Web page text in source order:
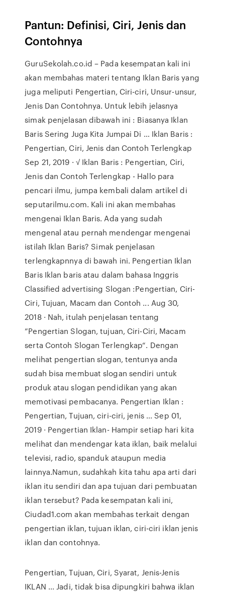
Pantun: Definisi, Ciri, Jenis dan
Contohnya
GuruSekolah.co.id – Pada kesempatan kali ini
akan membahas materi tentang Iklan Baris yang
juga meliputi Pengertian, Ciri-ciri, Unsur-unsur,
Jenis Dan Contohnya. Untuk lebih jelasnya
simak penjelasan dibawah ini : Biasanya Iklan
Baris Sering Juga Kita Jumpai Di … Iklan Baris :
Pengertian, Ciri, Jenis dan Contoh Terlengkap
Sep 21, 2019 · √ Iklan Baris : Pengertian, Ciri,
Jenis dan Contoh Terlengkap - Hallo para
pencari ilmu, jumpa kembali dalam artikel di
seputarilmu.com. Kali ini akan membahas
mengenai Iklan Baris. Ada yang sudah
mengenal atau pernah mendengar mengenai
istilah Iklan Baris? Simak penjelasan
terlengkapnnya di bawah ini. Pengertian Iklan
Baris Iklan baris atau dalam bahasa Inggris
Classified advertising Slogan :Pengertian, Ciri-
Ciri, Tujuan, Macam dan Contoh ... Aug 30,
2018 · Nah, itulah penjelasan tentang
”Pengertian Slogan, tujuan, Ciri-Ciri, Macam
serta Contoh Slogan Terlengkap“. Dengan
melihat pengertian slogan, tentunya anda
sudah bisa membuat slogan sendiri untuk
produk atau slogan pendidikan yang akan
memotivasi pembacanya. Pengertian Iklan :
Pengertian, Tujuan, ciri-ciri, jenis ... Sep 01,
2019 · Pengertian Iklan- Hampir setiap hari kita
melihat dan mendengar kata iklan, baik melalui
televisi, radio, spanduk ataupun media
lainnya.Namun, sudahkah kita tahu apa arti dari
iklan itu sendiri dan apa tujuan dari pembuatan
iklan tersebut? Pada kesempatan kali ini,
Ciudad1.com akan membahas terkait dengan
pengertian iklan, tujuan iklan, ciri-ciri iklan jenis
iklan dan contohnya.
Pengertian, Tujuan, Ciri, Syarat, Jenis-Jenis
IKLAN ... Jadi, tidak bisa dipungkiri bahwa iklan